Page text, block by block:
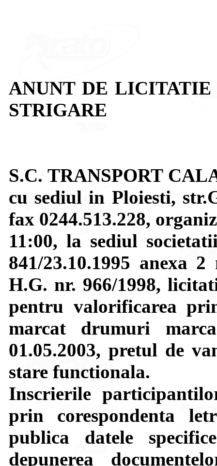
ANUNT DE
STRIGARE
S.C. TRANSPORT
cu sediul in Ploiesti,
fax 0244.513.228,
11:00, la sediul
841/23.10.1995 anexa
H.G. nr. 966/1998,
pentru valorificarea
marcat drumuri
01.05.2003, pretul de
stare functionala.
Inscrierile
prin corespondenta
publica datele
depunerea